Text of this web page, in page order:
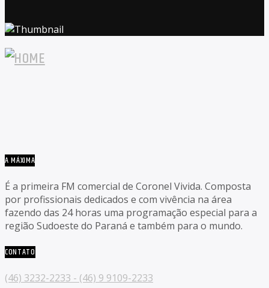
A MÁXIMA
É a primeira FM comercial de Coronel Vivida. Composta
por profissionais dedicados e com vivência na área
fazendo das 24 horas uma programação especial para a
região Sudoeste do Paraná e também para o mundo.
CONTATO
(46) 3232-2233 - (46) 9 9109-2233